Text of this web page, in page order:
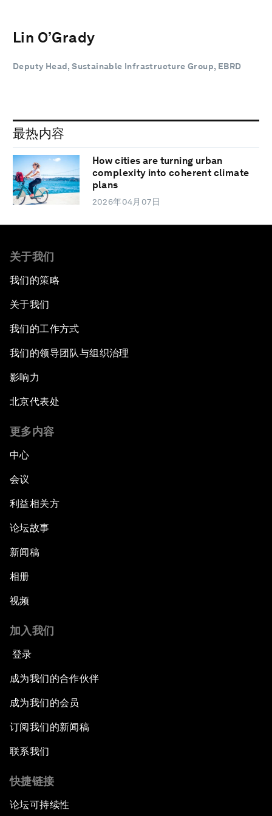
Lin O’Grady
Deputy Head, Sustainable Infrastructure Group, EBRD
最热内容
How cities are turning urban
complexity into coherent climate
plans
2026年04月07日
关于我们
我们的策略
关于我们
我们的工作方式
我们的领导团队与组织治理
影响力
北京代表处
更多内容
中心
会议
利益相关方
论坛故事
新闻稿
相册
视频
加入我们
登录
成为我们的合作伙伴
成为我们的会员
订阅我们的新闻稿
联系我们
快捷链接
论坛可持续性